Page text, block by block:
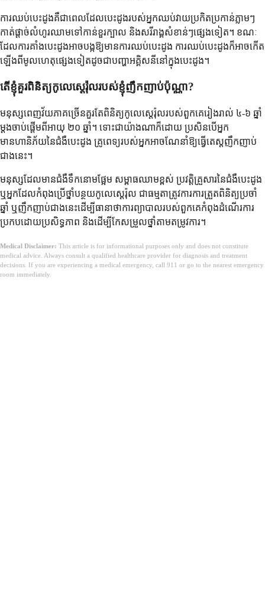
ការឈប់បេះដូងគឺជាពេលដែលបេះដូងរបស់អ្នកឈប់វាយប្រកិតប្រកាន់ភ្លាមៗ
កាត់ផ្តាច់លំហូរឈាមទៅកាន់ខួរក្បាល និងសរីរាង្គសំខាន់ៗផ្សេងទៀត។ ខណៈ
ដែលការគាំងបេះដូងអាចបង្កឱ្យមានការឈប់បេះដូង ការឈប់បេះដូងក៏អាចកើត
ឡើងពីមូលហេតុផ្សេងទៀតដូចជាបញ្ហាអគ្គិសនីនៅក្នុងបេះដូង។
តើខ្ញុំគួរពិនិត្យកូលេស្តេរ៉ុលរបស់ខ្ញុំញឹកញាប់ប៉ុណ្ណា?
មនុស្សពេញវ័យភាគច្រើនគួរតែពិនិត្យកូលេស្តេរ៉ុលរបស់ពួកគេរៀងរាល់ ៤-៦ ឆ្នាំ
ម្តងចាប់ផ្តើមពីអាយុ ២០ ឆ្នាំ។ ទោះជាយ៉ាងណាក៏ដោយ ប្រសិនបើអ្នក
មានហានិភ័យនៃជំងឺបេះដូង គ្រូពេទ្យរបស់អ្នកអាចណែនាំឱ្យធ្វើតេស្តញឹកញាប់
ជាងនេះ។
មនុស្សដែលមានជំងឺទឹកនោមផ្អែម សម្ពាធឈាមខ្ពស់ ប្រវត្តិគ្រួសារនៃជំងឺបេះដូង
ឬអ្នកដែលកំពុងប្រើថ្នាំបន្ថយកូលេស្តេរ៉ុល ជាធម្មតាត្រូវការការត្រួតពិនិត្យប្រចាំ
ឆ្នាំ ឬញឹកញាប់ជាងនេះដើម្បីធានាថាការព្យាបាលរបស់ពួកគេកំពុងដំណើរការ
ប្រកបដោយប្រសិទ្ធភាព និងដើម្បីកែសម្រួលថ្នាំតាមតម្រូវការ។
Medical Disclaimer: This article is for informational purposes only and does not constitute
medical advice. Always consult a qualified healthcare provider for diagnosis and treatment
decisions. If you are experiencing a medical emergency, call 911 or go to the nearest emergency
room immediately.